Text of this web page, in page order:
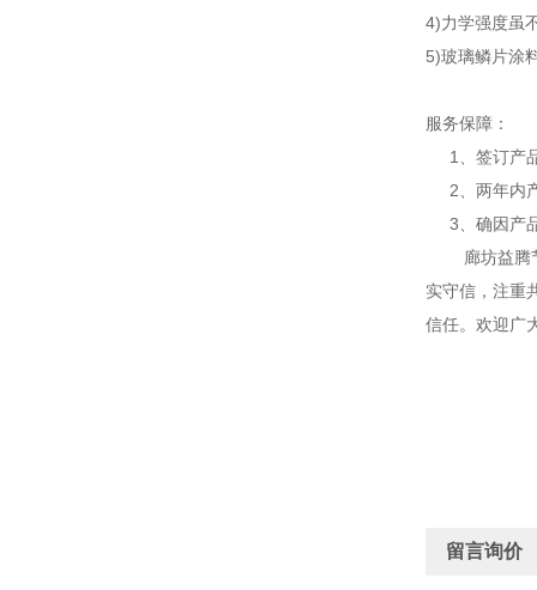
4)力学强度虽
5)玻璃鳞片涂
服务保障：
1、签订产
2、两年内产
3、确因产品
廊坊益腾节
实守信，注重
信任。欢迎广
留言询价